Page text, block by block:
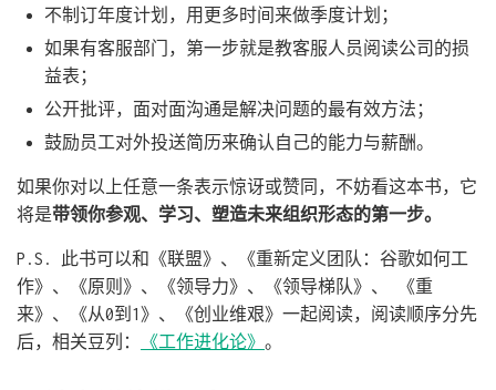
不制订年度计划，用更多时间来做季度计划；
如果有客服部门，第一步就是教客服人员阅读公司的损
益表；
公开批评，面对面沟通是解决问题的最有效方法；
鼓励员工对外投送简历来确认自己的能力与薪酬。
如果你对以上任意一条表示惊讶或赞同，不妨看这本书，它
将是带领你参观、学习、塑造未来组织形态的第一步。
P.S. 此书可以和《联盟》、《重新定义团队：谷歌如何工
作》、《原则》、《领导力》、《领导梯队》、 《重
来》、《从0到1》、《创业维艰》一起阅读，阅读顺序分先
后，相关豆列：
《工作进化论》 。